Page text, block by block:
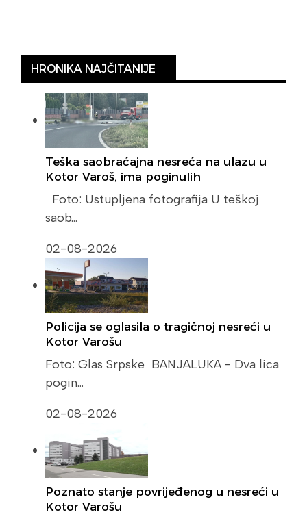
HRONIKA NAJČITANIJE
Teška saobraćajna nesreća na ulazu u
Kotor Varoš, ima poginulih
Foto: Ustupljena fotografija U teškoj
saob…
02-08-2026
Policija se oglasila o tragičnoj nesreći u
Kotor Varošu
Foto: Glas Srpske BANJALUKA - Dva lica
pogin…
02-08-2026
Poznato stanje povrijeđenog u nesreći u
Kotor Varošu